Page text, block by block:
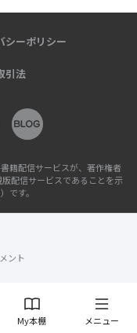
My本棚 メニュー
シーポリシー
引法
籍配信サービスが、著作権者
配信サービスであることを示
です。
ント